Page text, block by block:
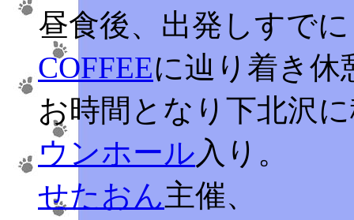
昼食後、出発しすで
COFFEEに辿り着き休
お時間となり下北沢
ウンホール入り。
せたおん主催、